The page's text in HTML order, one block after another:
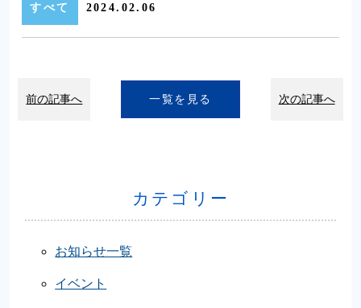
すべて 2024.02.06
前の記事へ 一覧を見る 次の記事へ
カテゴリー
お知らせ一覧
イベント